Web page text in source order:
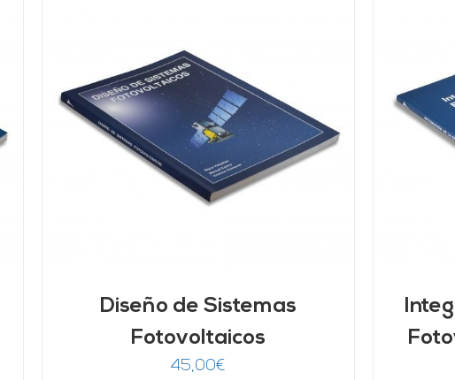
Diseño de Sistemas
Fotovoltaicos
45,00€
AÑADIR AL CARRITO DETALLES